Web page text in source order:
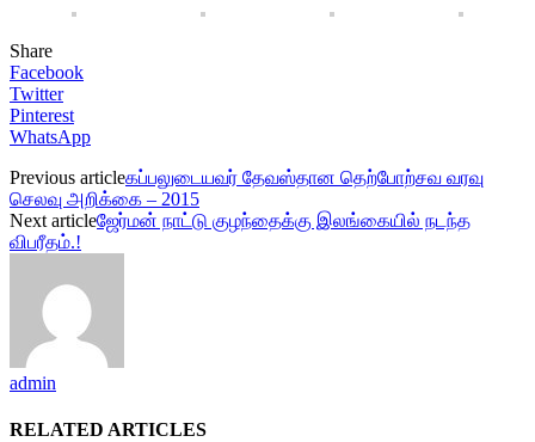
Share
Facebook
Twitter
Pinterest
WhatsApp
Previous articleகப்பலுடையவர் தேவஸ்தான தெற்போற்சவ வரவு
செலவு அறிக்கை – 2015
Next articleஜேர்மன் நாட்டு குழந்தைக்கு இலங்கையில் நடந்த
விபரீதம்.!
admin
RELATED ARTICLES